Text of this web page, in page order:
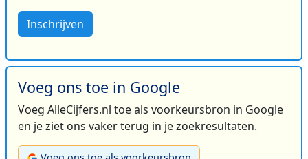
Inschrijven
Voeg ons toe in Google
Voeg AlleCijfers.nl toe als voorkeursbron in Google
en je ziet ons vaker terug in je zoekresultaten.